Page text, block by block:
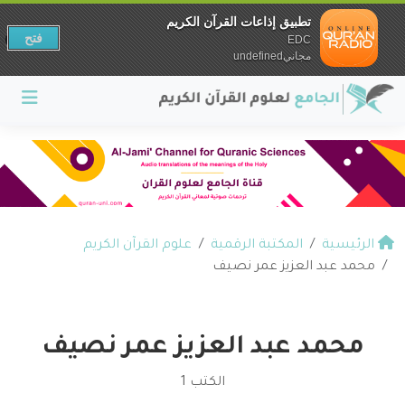
الرئيسية المكتبة الرقمية
علوم القرآن الكريم
محمد عبد العزيز عمر نصيف
محمد عبد العزيز عمر نصيف
الكتب 1
تطبيق إذاعات القرآن الكريم
EDC
مجانيundefined
فتح